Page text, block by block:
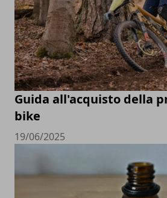
Guida all'acquisto della
bike
19/06/2025